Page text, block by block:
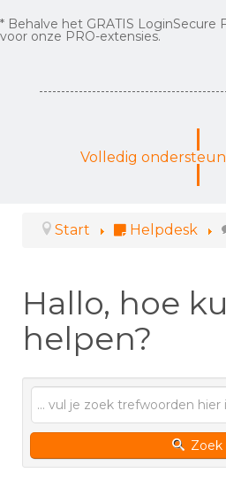
* Behalve het GRATIS LoginSecure
voor onze PRO-extensies.
Volledig
Start Helpdesk
Hallo, hoe
helpen?
Zoek